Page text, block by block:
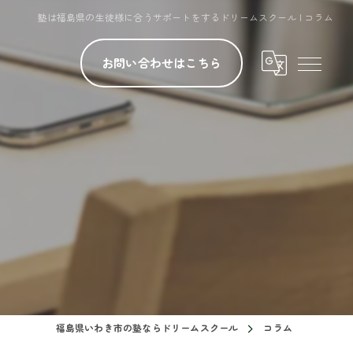
塾は福島県の生徒様に合うサポートをするドリームスクール | コラム
お問い合わせはこちら
福島県いわき市の塾ならドリームスクール コラム